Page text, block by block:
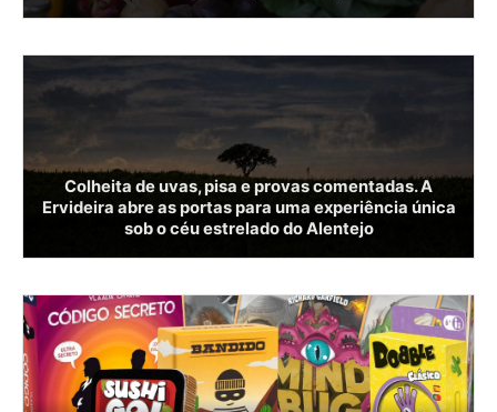
Colheita de uvas, pisa e provas comentadas. A
Ervideira abre as portas para uma experiência única
sob o céu estrelado do Alentejo